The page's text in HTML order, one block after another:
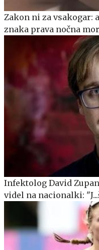
Zakon ni za vsakogar:
znaka prava nočna
Infektolog David
videl na nacionalki: